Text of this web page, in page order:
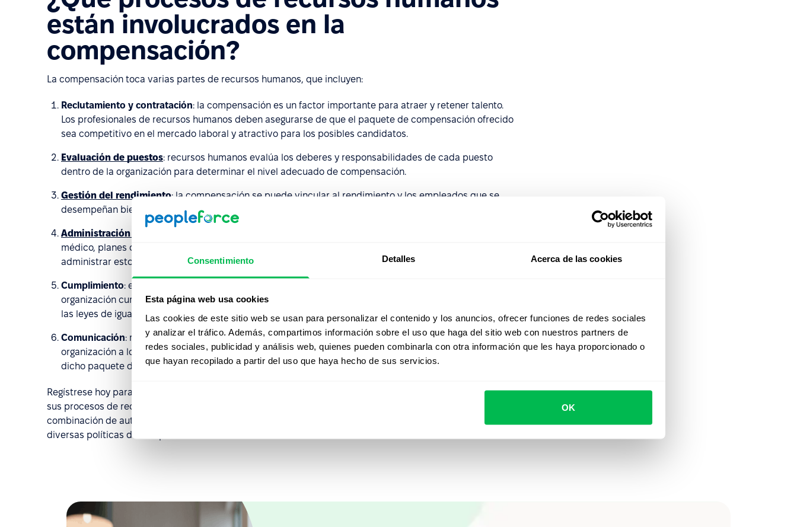
Consentimiento Detalles Acerca de las cookies
Esta página web usa cookies
Las cookies de este sitio web se usan para personalizar el contenido y los anuncios, ofrecer funciones de redes sociales
y analizar el tráfico. Además, compartimos información sobre el uso que haga del sitio web con nuestros partners de
redes sociales, publicidad y análisis web, quienes pueden combinarla con otra información que les haya proporcionado o
que hayan recopilado a partir del uso que haya hecho de sus servicios.
OK
están involucrados en la
compensación?
La compensación toca varias partes de recursos humanos, que incluyen:
Reclutamiento y contratación: la compensación es un factor importante para atraer y retener talento.
Los profesionales de recursos humanos deben asegurarse de que el paquete de compensación ofrecido
sea competitivo en el mercado laboral y atractivo para los posibles candidatos.
Evaluación de puestos: recursos humanos evalúa los deberes y responsabilidades de cada puesto
dentro de la organización para determinar el nivel adecuado de compensación.
Gestión del rendimiento: la compensación se puede vincular al rendimiento y los empleados que se
desempeñan bien reciben una compensación más alta que los que no lo hacen.
Administración de beneficios
médico, planes de jubilación y tiempo libre pagado. Desde recursos humanos se encargan de
administrar estos beneficios.
Cumplimiento: en recursos humanos deben asegurarse de que las prácticas de compensación de la
organización cumplan con las leyes y reglamentaciones aplicables, como las leyes de salario mínimo y
las leyes de igualdad salarial.
Comunicación: recursos humanos se encarga de comunicar el paquete de compensación de la
organización a los empleados y brinda orientación sobre cómo comprender y aprovechar al máximo
dicho paquete de compensación y beneficios.
Regístrese hoy para obtener acceso a la prueba de PeopleForce y descubra cómo puede ayudar a llevar
sus procesos de recursos humanos a un nuevo nivel de eficiencia. Nuestro sistema proporciona una
combinación de automatización de procesos y control de información que ayudará a administrar sus
diversas políticas de compensación con facilidad.